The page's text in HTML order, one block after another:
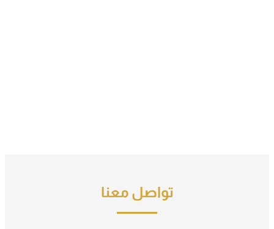
تواصل معنا